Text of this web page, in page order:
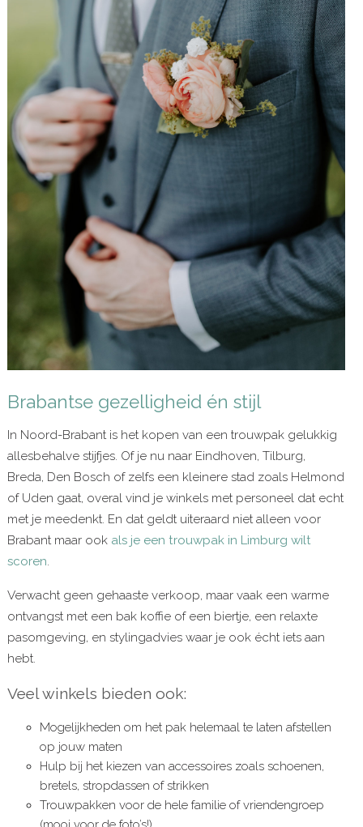
Brabantse gezelligheid én stijl
In Noord-Brabant is het kopen van een trouwpak gelukkig
allesbehalve stijfjes. Of je nu naar Eindhoven, Tilburg,
Breda, Den Bosch of zelfs een kleinere stad zoals Helmond
of Uden gaat, overal vind je winkels met personeel dat echt
met je meedenkt. En dat geldt uiteraard niet alleen voor
Brabant maar ook als je een trouwpak in Limburg wilt
scoren.
Verwacht geen gehaaste verkoop, maar vaak een warme
ontvangst met een bak koffie of een biertje, een relaxte
pasomgeving, en stylingadvies waar je ook écht iets aan
hebt.
Veel winkels bieden ook:
Mogelijkheden om het pak helemaal te laten afstellen
op jouw maten
Hulp bij het kiezen van accessoires zoals schoenen,
bretels, stropdassen of strikken
Trouwpakken voor de hele familie of vriendengroep